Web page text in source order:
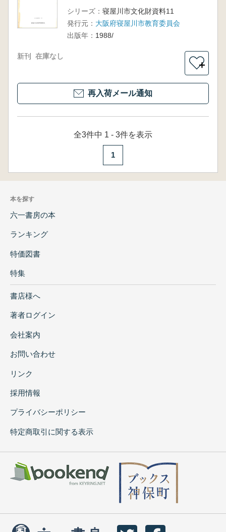
シリーズ： 寝屋川市文化財資料11
発行元： 大阪府寝屋川市教育委員会
出版年： 1988/
新刊 在庫なし
＋
再入荷メール通知
全3件中 1 - 3件を表示
1
本を探す
六一書房の本
ランキング
特価図書
特集
書店様へ
著者ログイン
会社案内
お問い合わせ
リンク
採用情報
プライバシーポリシー
特定商取引に関する表示